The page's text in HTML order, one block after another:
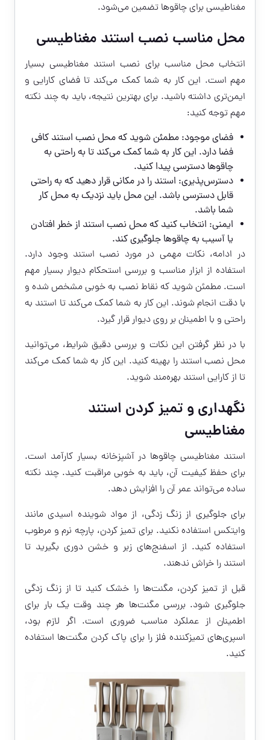
مغناطیسی برای چاقوها تضمین می‌شود.
محل مناسب نصب استند مغناطیسی
انتخاب محل مناسب برای نصب استند مغناطیسی بسیار
مهم است. این کار به شما کمک می‌کند تا فضای کارایی و
ایمن‌تری داشته باشید. برای بهترین نتیجه، باید به چند نکته
مهم توجه کنید:
فضای موجود: مطمئن شوید که محل نصب استند کافی
فضا دارد. این کار به شما کمک می‌کند تا به راحتی به
چاقوها دسترسی پیدا کنید.
دسترس‌پذیری: استند را در مکانی قرار دهید که به راحتی
قابل دسترسی باشد. این محل باید نزدیک به محل کار
شما باشد.
ایمنی: انتخاب کنید که محل نصب استند از خطر افتادن
یا آسیب به چاقوها جلوگیری کند.
در ادامه، نکات مهمی در مورد نصب استند وجود دارد.
استفاده از ابزار مناسب و بررسی استحکام دیوار بسیار مهم
است. مطمئن شوید که نقاط نصب به خوبی مشخص شده و
با دقت انجام شوند. این کار به شما کمک می‌کند تا استند به
راحتی و با اطمینان بر روی دیوار قرار گیرد.
با در نظر گرفتن این نکات و بررسی دقیق شرایط، می‌توانید
محل نصب استند را بهینه کنید. این کار به شما کمک می‌کند
تا از کارایی استند بهره‌مند شوید.
نگهداری و تمیز کردن استند
مغناطیسی
استند مغناطیسی چاقوها در آشپزخانه بسیار کارآمد است.
برای حفظ کیفیت آن، باید به خوبی مراقبت کنید. چند نکته
ساده می‌تواند عمر آن را افزایش دهد.
برای جلوگیری از زنگ زدگی، از مواد شوینده اسیدی مانند
وایتکس استفاده نکنید. برای تمیز کردن، پارچه نرم و مرطوب
استفاده کنید. از اسفنج‌های زبر و خشن دوری بگیرید تا
استند را خراش ندهند.
قبل از تمیز کردن، مگنت‌ها را خشک کنید تا از زنگ زدگی
جلوگیری شود. بررسی مگنت‌ها هر چند وقت یک بار برای
اطمینان از عملکرد مناسب ضروری است. اگر لازم بود،
اسپری‌های تمیزکننده فلز را برای پاک کردن مگنت‌ها استفاده
کنید.